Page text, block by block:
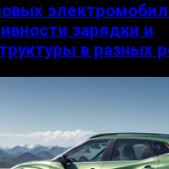
зарядки и
в разных